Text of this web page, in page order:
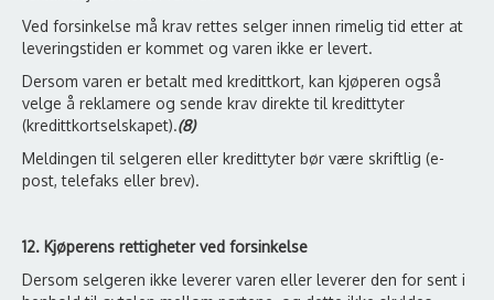
Ved forsinkelse må krav rettes selger innen rimelig tid etter at
leveringstiden er kommet og varen ikke er levert.
Dersom varen er betalt med kredittkort, kan kjøperen også
velge å reklamere og sende krav direkte til kredittyter
(kredittkortselskapet).(8)
Meldingen til selgeren eller kredittyter bør være skriftlig (e-
post, telefaks eller brev).
12. Kjøperens rettigheter ved forsinkelse
Dersom selgeren ikke leverer varen eller leverer den for sent i